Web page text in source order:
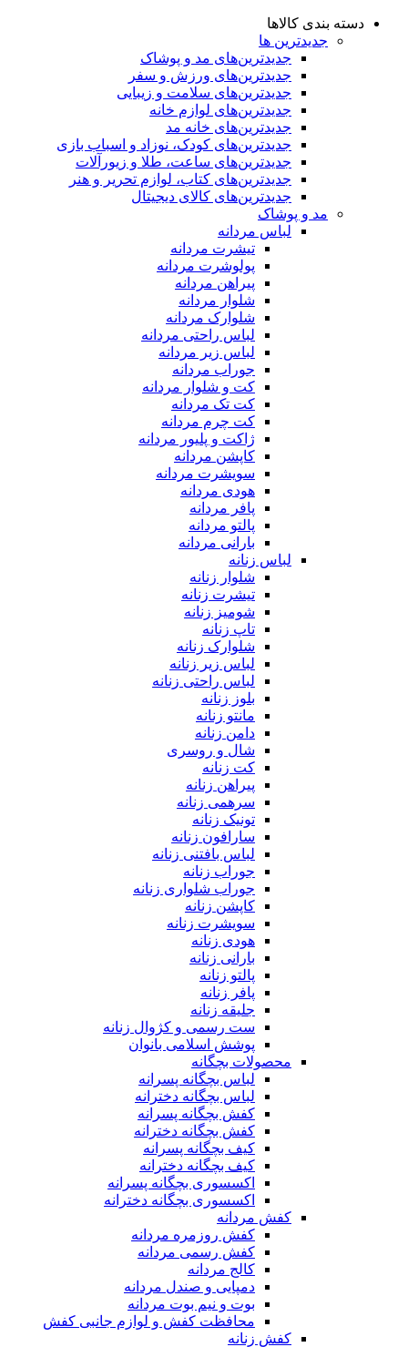
دسته بندی کالاها
جدیدترین ها
جدید‌ترین‌های مد و پوشاک
جدید‌ترین‌های ورزش و سفر
جدید‌ترین‌های سلامت و زیبایی
جدید‌ترین‌های لوازم خانه
جدیدترین‌های خانه مد
جدید‌ترین‌های کودک، نوزاد و اسباب بازی
جدید‌ترین‌های ساعت، طلا و زیورآلات
جدید‌ترین‌های کتاب، لوازم تحریر و هنر
جدید‌ترین‌های کالای دیجیتال
مد و پوشاک
لباس مردانه
تیشرت مردانه
پولوشرت مردانه
پیراهن مردانه
شلوار مردانه
شلوارک مردانه
لباس راحتی مردانه
لباس زیر مردانه
جوراب مردانه
کت و شلوار مردانه
کت تک مردانه
کت چرم مردانه
ژاکت و پلیور مردانه
کاپشن مردانه
سویشرت مردانه
هودی مردانه
پافر مردانه
پالتو مردانه
بارانی مردانه
لباس زنانه
شلوار زنانه
تیشرت زنانه
شومیز زنانه
تاپ زنانه
شلوارک زنانه
لباس زیر زنانه
لباس راحتی زنانه
بلوز زنانه
مانتو زنانه
دامن زنانه
شال و روسری
کت زنانه
پیراهن زنانه
سرهمی زنانه
تونیک زنانه
سارافون زنانه
لباس بافتنی زنانه
جوراب زنانه
جوراب شلواری زنانه
کاپشن زنانه
سویشرت زنانه
هودی زنانه
بارانی زنانه
پالتو زنانه
پافر زنانه
جلیقه زنانه
ست رسمی و کژوال زنانه
پوشش اسلامی بانوان
محصولات بچگانه
لباس بچگانه پسرانه
لباس بچگانه دخترانه
کفش بچگانه پسرانه
کفش بچگانه دخترانه
کیف بچگانه پسرانه
کیف بچگانه دخترانه
اکسسوری بچگانه پسرانه
اکسسوری بچگانه دخترانه
کفش مردانه
کفش روزمره مردانه
کفش رسمی مردانه
کالج مردانه
دمپایی و صندل مردانه
بوت و نیم بوت مردانه
محافظت کفش و لوازم جانبی کفش
کفش زنانه